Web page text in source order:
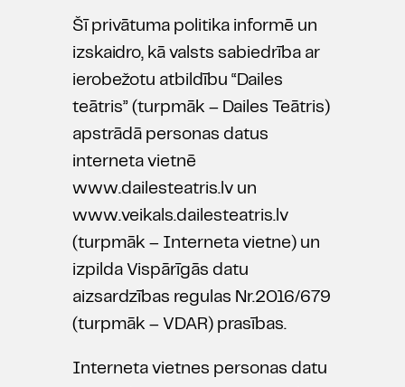
Šī privātuma politika informē un
izskaidro, kā valsts sabiedrība ar
ierobežotu atbildību “Dailes
teātris” (turpmāk – Dailes Teātris)
apstrādā personas datus
interneta vietnē
www.dailesteatris.lv un
www.veikals.dailesteatris.lv
(turpmāk – Interneta vietne) un
izpilda Vispārīgās datu
aizsardzības regulas Nr.2016/679
(turpmāk – VDAR) prasības.
Interneta vietnes personas datu